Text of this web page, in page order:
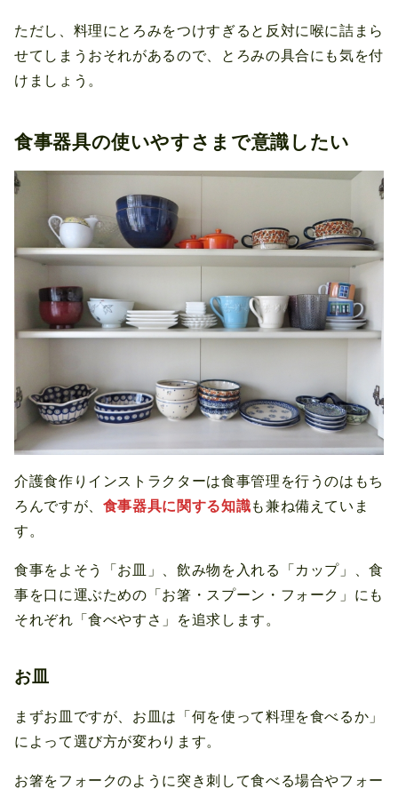
ただし、料理にとろみをつけすぎると反対に喉に詰まら
せてしまうおそれがあるので、とろみの具合にも気を付
けましょう。
食事器具の使いやすさまで意識したい
介護食作りインストラクターは食事管理を行うのはもち
ろんですが、 食事器具に関する知識も兼ね備えていま
す。
食事をよそう「お皿」、飲み物を入れる「カップ」、食
事を口に運ぶための「お箸・スプーン・フォーク」にも
それぞれ「食べやすさ」を追求します。
お皿
まずお皿ですが、お皿は「何を使って料理を食べるか」
によって選び方が変わります。
お箸をフォークのように突き刺して食べる場合やフォー